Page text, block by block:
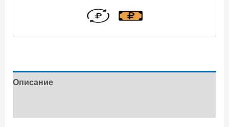
Описание